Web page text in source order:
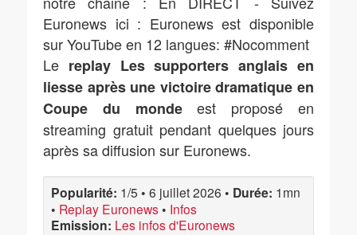
Euronews ici : Euronews est disponible
sur YouTube en 12 langues: #Nocomment
Le replay Les supporters anglais en
liesse après une victoire dramatique en
Coupe du mondeest proposé en
streaming gratuit pendant quelques jours
après sa diffusion sur Euronews.
Popularité: 1/5 • 6 juillet 2026 • Durée: 1mn
• Replay Euronews • Infos
Emission: Les infos d'Euronews